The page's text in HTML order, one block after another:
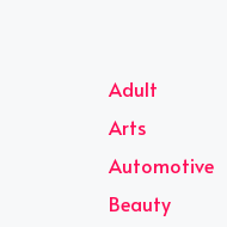
Adult
Arts
Automotive
Beauty